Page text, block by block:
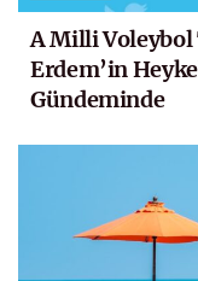
A Milli Voleybol
Erdem’in
Gündeminde